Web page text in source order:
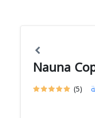
Nauna
(5)